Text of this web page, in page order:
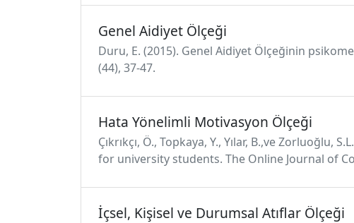
Genel Aidiyet Ölçeği
Duru, E. (2015). Genel Aidiyet Ölçeğinin
(44), 37-47.
Hata Yönelimli Motivasyon Ölçeği
Çıkrıkçı, Ö., Topkaya, Y., Yılar, B.,ve
for university students. The Online Journal of
İçsel, Kişisel ve Durumsal Atıflar Ölçeği